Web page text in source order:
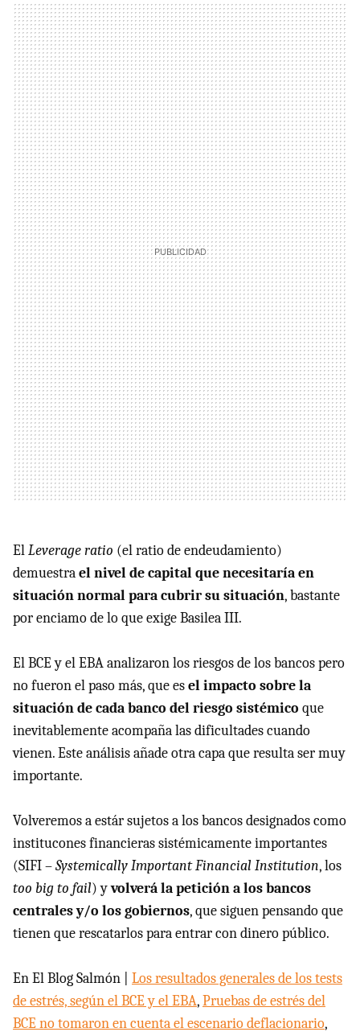
ElLeverage ratio (el ratio de endeudamiento)
demuestrael nivel de capital que necesitaría en
situación normal para cubrir su situación, bastante
por enciamo de lo que exige Basilea III.
El BCE y el EBA analizaron los riesgos de los bancos pero
no fueron el paso más, que esel impacto sobre la
situación de cada banco del riesgo sistémico que
inevitablemente acompaña las dificultades cuando
vienen. Este análisis añade otra capa que resulta ser muy
importante.
Volveremos a estár sujetos a los bancos designados como
institucones financieras sistémicamente importantes
(SIFI –Systemically Important Financial Institution, los
too big to fail) yvolverá la petición a los bancos
centrales y/o los gobiernos, que siguen pensando que
tienen que rescatarlos para entrar con dinero público.
En El Blog Salmón | Los resultados generales de los tests
de estrés, según el BCE y el EBA,Pruebas de estrés del
BCE no tomaron en cuenta el escenario deflacionario,